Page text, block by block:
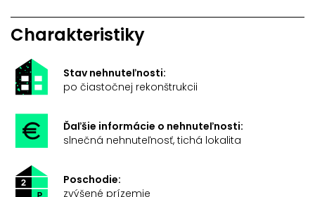
Charakteristiky
Stav nehnuteľnosti:
po čiastočnej rekonštrukcii
Ďaľšie informácie o nehnuteľnosti:
slnečná nehnuteľnosť, tichá lokalita
Poschodie:
zvýšené prízemie